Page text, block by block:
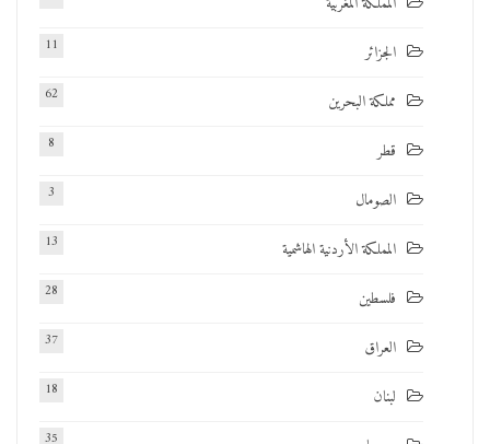
الجزائر 11
مملكة البحرين 62
قطر 8
الصومال 3
المملكة الأردنية الهاشمية 13
فلسطين 28
العراق 37
لبنان 18
35